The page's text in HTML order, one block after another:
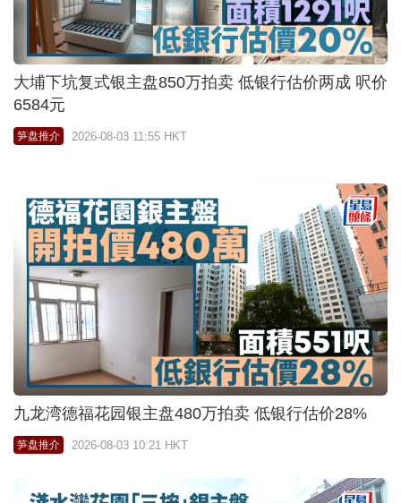
大埔下坑复式银主盘850万拍卖 低银行估价两成 呎价
6584元
笋盘推介 2026-08-03 11:55 HKT
九龙湾德福花园银主盘480万拍卖 低银行估价28%
笋盘推介 2026-08-03 10:21 HKT